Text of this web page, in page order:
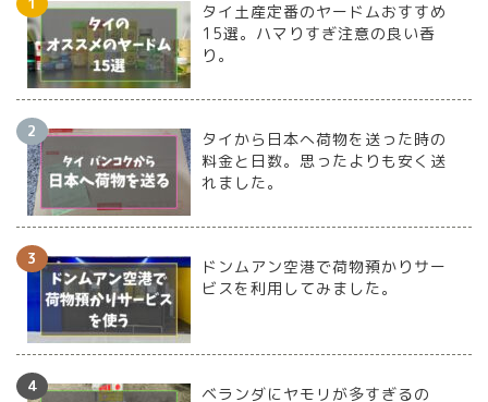
タイ土産定番のヤードムおすすめ
15選。ハマりすぎ注意の良い香
り。
タイから日本へ荷物を送った時の
料金と日数。思ったよりも安く送
れました。
ドンムアン空港で荷物預かりサー
ビスを利用してみました。
ベランダにヤモリが多すぎるの